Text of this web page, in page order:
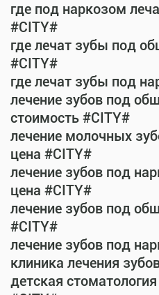
где под наркозом
#CITY#
где лечат зубы под
#CITY#
где лечат зубы под
лечение зубов под
стоимость #CITY#
лечение молочных
цена #CITY#
лечение зубов под
цена #CITY#
лечение зубов под
#CITY#
лечение зубов под
клиника лечения
детская